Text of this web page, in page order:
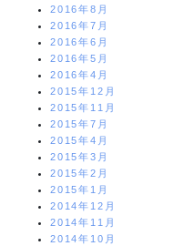
2016年8月
2016年7月
2016年6月
2016年5月
2016年4月
2015年12月
2015年11月
2015年7月
2015年4月
2015年3月
2015年2月
2015年1月
2014年12月
2014年11月
2014年10月